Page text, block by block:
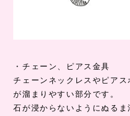
・チェーン、ピアス金具
チェーンネックレスやピア
が溜まりやすい部分です。
石が浸からないようにぬる